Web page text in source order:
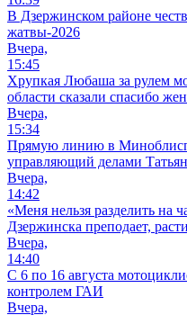
В Дзержинском районе
жатвы-2026
Вчера,
15:45
Хрупкая Любаша за рулем
области сказали спасибо
Вчера,
15:34
Прямую линию в
управляющий делами
Вчера,
14:42
«Меня нельзя разделить на
Дзержинска преподает,
Вчера,
14:40
С 6 по 16 августа
контролем ГАИ
Вчера,